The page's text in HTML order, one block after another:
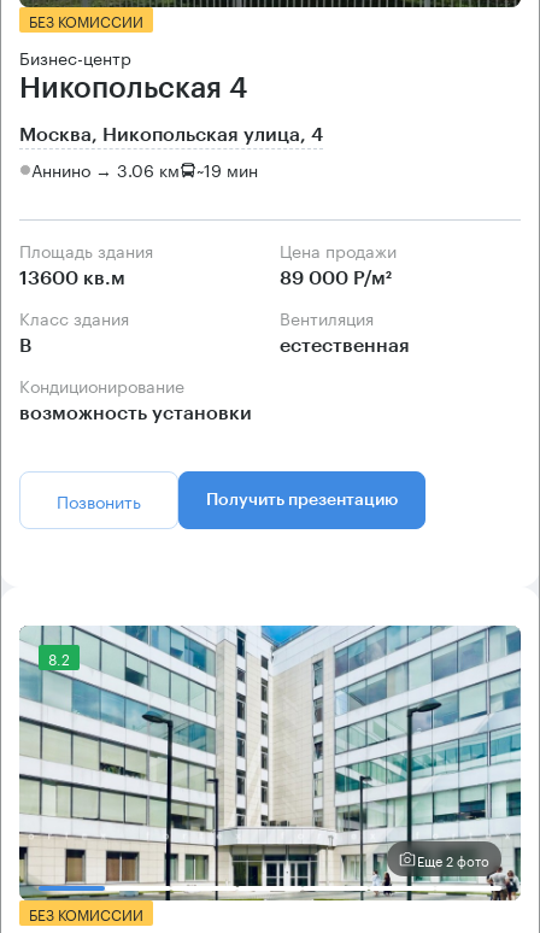
БЕЗ КОМИССИИ
Бизнес-центр
Никопольская 4
Москва, Никопольская улица, 4
Аннино → 3.06 км ~19 мин
Площадь здания
13600 кв.м
Цена продажи
89 000 Р/м²
Класс здания
B
Вентиляция
естественная
Кондиционирование
возможность установки
Позвонить Получить презентацию
8.2
Еще 2 фото
БЕЗ КОМИССИИ